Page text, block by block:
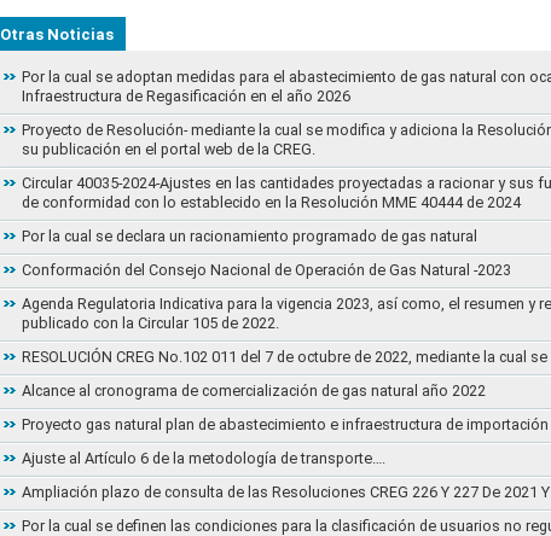
Otras Noticias
Por la cual se adoptan medidas para el abastecimiento de gas natural con
Infraestructura de Regasificación en el año 2026
Proyecto de Resolución- mediante la cual se modifica y adiciona la
su publicación en el portal web de la CREG.
Circular 40035-2024-Ajustes en las cantidades proyectadas a racionar y
de conformidad con lo establecido en la Resolución MME 40444 de 2024
Por la cual se declara un racionamiento programado de gas natural
Conformación del Consejo Nacional de Operación de Gas Natural -2023
Agenda Regulatoria Indicativa para la vigencia 2023, así como, el resumen
publicado con la Circular 105 de 2022.
RESOLUCIÓN CREG No.102 011 del 7 de octubre de 2022, mediante la cual
Alcance al cronograma de comercialización de gas natural año 2022
Proyecto gas natural plan de abastecimiento e infraestructura de importación
Ajuste al Artículo 6 de la metodología de transporte….
Ampliación plazo de consulta de las Resoluciones CREG 226 Y 227 De 2021
Por la cual se definen las condiciones para la clasificación de usuarios no